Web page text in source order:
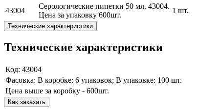
43004
Серологические пипетки 50 мл. 43004.
Цена за упаковку 600шт.
1 шт.
Технические характеристики
Технические характеристики
Код: 43004
Фасовка: В коробке: 6 упаковок; В упаковке: 100 шт.
Цена выше за коробку - 600шт.
Как заказать